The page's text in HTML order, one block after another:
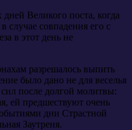
Великого поста, когда
случае совпадения его с
в этот день не
разрешалось выпить
было дано не для веселья
после долгой молитвы:
ей предшествуют очень
дни Страстной
Заутреня.